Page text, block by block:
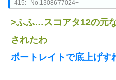
415: No.1308677024+
>ふふ…スコアタ12の元
されたわ
ポートレイトで底上げす